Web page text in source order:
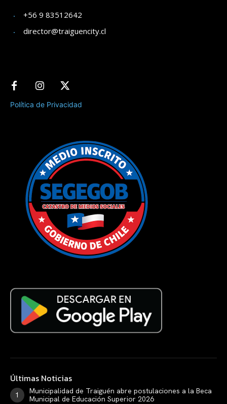
+56 9 83512642
director@traiguencity.cl
Política de Privacidad
Últimas Noticias
Municipalidad de Traiguén abre postulaciones a la Beca
Municipal de Educación Superior 2026